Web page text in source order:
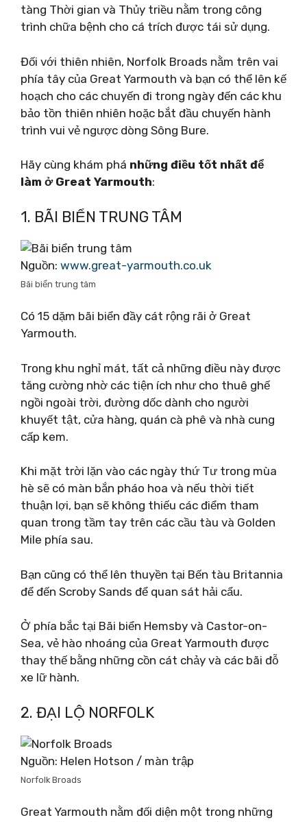
tàng Thời gian và Thủy triều nằm trong công
trình chữa bệnh cho cá trích được tái sử dụng.
Đối với thiên nhiên, Norfolk Broads nằm trên vai
phía tây của Great Yarmouth và bạn có thể lên kế
hoạch cho các chuyến đi trong ngày đến các khu
bảo tồn thiên nhiên hoặc bắt đầu chuyến hành
trình vui vẻ ngược dòng Sông Bure.
Hãy cùng khám phá những điều tốt nhất để
làm ở Great Yarmouth:
1. BÃI BIỂN TRUNG TÂM
Nguồn: www.great-yarmouth.co.uk
Bãi biển trung tâm
Có 15 dặm bãi biển đầy cát rộng rãi ở Great
Yarmouth.
Trong khu nghỉ mát, tất cả những điều này được
tăng cường nhờ các tiện ích như cho thuê ghế
ngồi ngoài trời, đường dốc dành cho người
khuyết tật, cửa hàng, quán cà phê và nhà cung
cấp kem.
Khi mặt trời lặn vào các ngày thứ Tư trong mùa
hè sẽ có màn bắn pháo hoa và nếu thời tiết
thuận lợi, bạn sẽ không thiếu các điểm tham
quan trong tầm tay trên các cầu tàu và Golden
Mile phía sau.
Bạn cũng có thể lên thuyền tại Bến tàu Britannia
để đến Scroby Sands để quan sát hải cẩu.
Ở phía bắc tại Bãi biển Hemsby và Castor-on-
Sea, vẻ hào nhoáng của Great Yarmouth được
thay thế bằng những cồn cát chảy và các bãi đỗ
xe lữ hành.
2. ĐẠI LỘ NORFOLK
Nguồn: Helen Hotson / màn trập
Norfolk Broads
Great Yarmouth nằm đối diện một trong những